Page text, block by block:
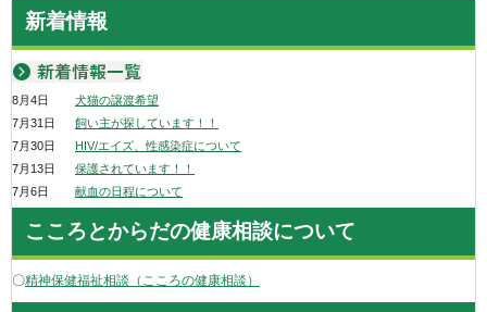
新着情報
8月4日
犬猫の譲渡希望
7月31日
飼い主が探しています！！
7月30日
HIV/エイズ、性感染症について
7月13日
保護されています！！
7月6日
献血の日程について
こころとからだの健康相談について
〇精神保健福祉相談（こころの健康相談）